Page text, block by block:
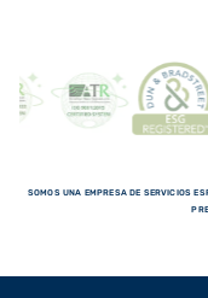
SOMOS UNA EMPRESA DE SERVICIOS